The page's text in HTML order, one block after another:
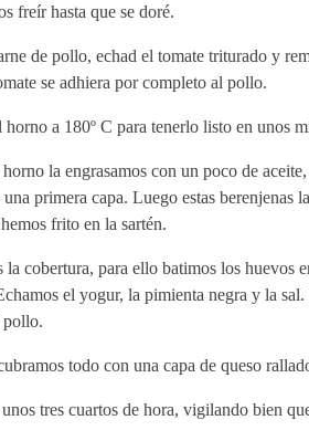
freír hasta que se doré.
de pollo, echad el tomate triturado y
se adhiera por completo al pollo.
horno a 180º C para tenerlo listo en unos
la engrasamos con un poco de
primera capa. Luego estas berenjenas
frito en la sartén.
la cobertura, para ello batimos los huevos
el yogur, la pimienta negra y la
pollo.
todo con una capa de queso
tres cuartos de hora, vigilando bien